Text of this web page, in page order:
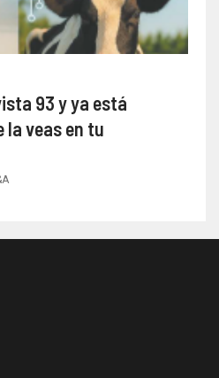
93 y ya está
la veas en tu